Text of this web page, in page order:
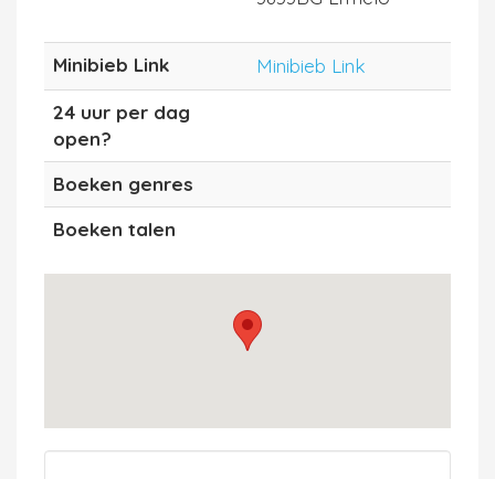
Minibieb Link
Minibieb Link
24 uur per dag
open?
Boeken genres
Boeken talen